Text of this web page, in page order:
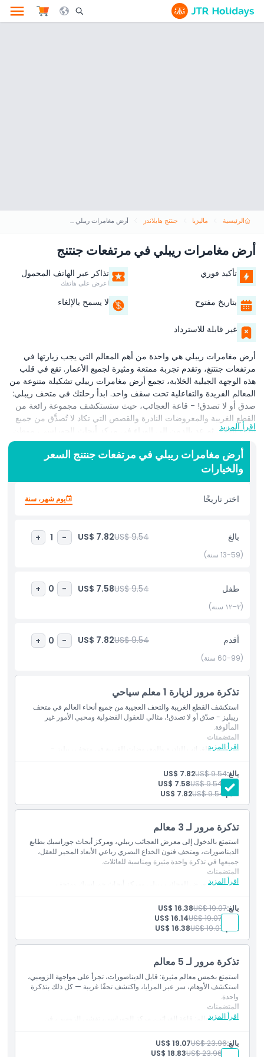
Search Opener Icon
الرئيسية ماليزيا جنتنج هايلاندز أرض مغامرات ريبلي في مرتفعات جنتنج
أرض مغامرات ريبلي في مرتفعات جنتنج
تأكيد فوري تذاكر عبر الهاتف المحمول
اعرض على هاتفك
بتاريخ مفتوح لا يسمح بالإلغاء
غير قابلة للاسترداد
أرض مغامرات ريبلي هي واحدة من أهم المعالم التي يجب زيارتها في
مرتفعات جنتنغ، وتقدم تجربة ممتعة ومثيرة لجميع الأعمار. تقع في قلب
هذه الوجهة الجبلية الخلابة، تجمع أرض مغامرات ريبلي تشكيلة متنوعة من
المعالم الفريدة والتفاعلية تحت سقف واحد. ابدأ رحلتك في متحف ريبلي:
صدق أو لا تصدق! - قاعة العجائب، حيث ستستكشف مجموعة رائعة من
القطع الغريبة والمعروضات النادرة والقصص التي تكاد لا تُصدَّق من جميع
أنحاء العالم. ثم عد بالزمن إلى الوراء في مركز أبحاث الجوراسي، موطن
لأكثر من 200 ديناصور بحجم الحياة في بيئات ما قبل التاريخ الواقعية.
لعشاق الإثارة، تقدم مغامرة تفشي الزومبي تجربة تقشعر لها الأبدان حيث
يجب عليك الهروب من منطقة موبوءة بالزومبي باستخدام فطنتك
وشجاعتك. اختتم زيارتك بجلسات تصوير مبتكرة في متحف الفن الخداعي
رباعي الأبعاد، حيث تتيح الأعمال الفنية الغامرة والمعتمدة على الخداع
البصري أن تصبح جزءًا من المشهد. سواء كنت من محبي الغرائب أو
مرتفعات جنتنغ تقدم شيئًا للجميع. إنها محطة مثالية للعائلات والأصدقاء
والسياح الباحثين عن ترفيه داخلي مع لمسة مميزة.
سياسة الأطفال والبالغين
ساعات العمل
ما يجب معرفته
الموقع
كيفية الاسترداد
سياسة الإلغاء
اقرأ المزيد
أرض مغامرات ريبلي في مرتفعات جنتنج السعر
والخيارات
اختر تاريخًا يوم شهر، سنة
بالغ US$ 9.54
US$ 7.82
-
1
+
(13-59 سنة)
طفل US$ 9.54
US$ 7.58
-
0
+
(٣–١٢ سنة)
أقدم US$ 9.54
US$ 7.82
-
0
+
(60-99 سنة)
تذكرة مرور لزيارة 1 معلم سياحي
استكشف القطع الغريبة والتحف العجيبة من جميع أنحاء العالم في متحف
ريبليز - صدّق أو لا تصدق!، مثالي للعقول الفضولية ومحبي الأمور غير
المألوفة.
اقرأ المزيد
المتضمنات
استكشف الغرائب النادرة والمعروضات الغريبة في متحف ريبليز -
وجهة لا بدّ من زيارتها لعشّاق الغرائب وغير المألوف.
بالغ:US$ 9.54
US$ 7.82
طفل: US$ 9.54
US$ 7.58
أقدم: US$ 9.54
US$ 7.82
تذكرة مرور لـ 3 معالم
استمتع بالدخول إلى معرض العجائب ريبلي، ومركز أبحاث جوراسيك بطابع
الديناصورات، ومتحف فنون الخداع البصري رباعي الأبعاد المحير للعقل،
جميعها في تذكرة واحدة مثيرة ومناسبة للعائلات.
اقرأ المزيد
المتضمنات
قم بزيارة معرض العجائب ريبلي ومركز أبحاث جوراسيك ومتحف
شاهد العجائب والديناصورات والخدع البصرية الممتعة.
بالغ:US$ 19.07
US$ 16.38
طفل:US$ 19.07
US$ 16.14
أقدم:
US$ 19.07
US$ 16.38
تذكرة مرور لـ 5 معالم
استمتع بخمس معالم مثيرة: قابل الديناصورات، تجرأ على مواجهة الزومبي،
استكشف الأوهام، سر عبر المرايا، واكتشف تحفًا غريبة — كل ذلك بتذكرة
واحدة.
اقرأ المزيد
المتضمنات
يشمل 5 معالم: قاعة الغرائب، مركز الجوراسي، تفشي الزومبي، فن
استمتع بالغرائب، والزومبي، والأوهام، والمزيد.
بالغ:US$ 23.96
US$ 19.07
طفل: US$ 23.96
US$ 18.83